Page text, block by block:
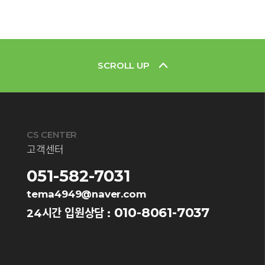
SCROLL UP
CS CENTER
고객센터
051-582-7031
tema4949@naver.com
24시간 입원상담 : 010-8061-7037